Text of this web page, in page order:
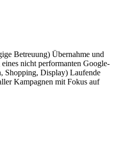
Betreuung) Übernahme und
nicht performanten Google-
Shopping, Display) Laufende
Kampagnen mit Fokus auf